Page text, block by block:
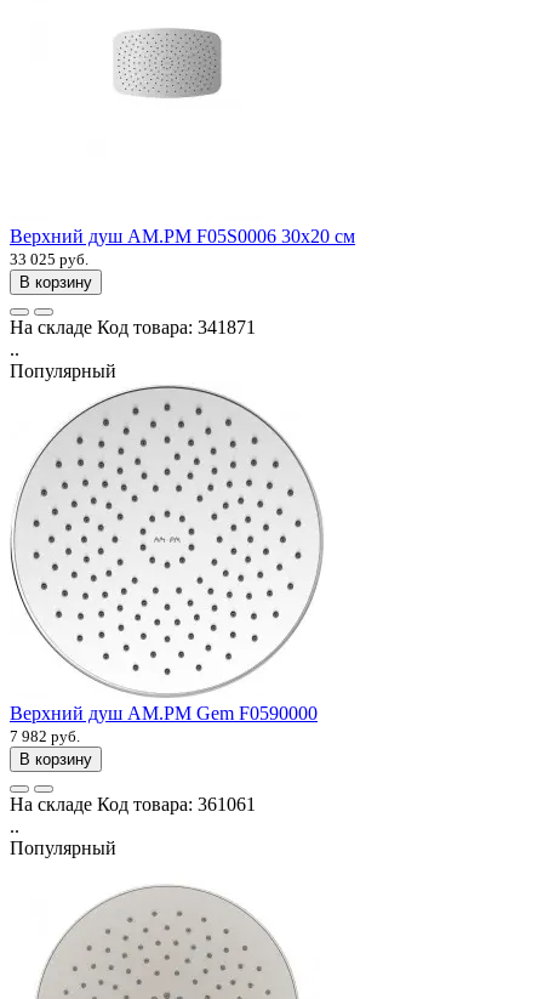
Верхний душ AM.PM F05S0006 30x20 см
33 025 руб.
В корзину
На складе Код товара: 341871
..
Популярный
Верхний душ AM.PM Gem F0590000
7 982 руб.
В корзину
На складе Код товара: 361061
..
Популярный